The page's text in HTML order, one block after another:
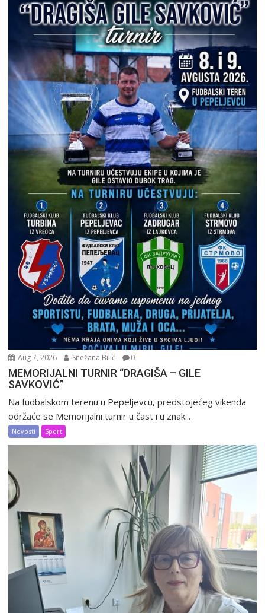
Aug 7, 2026 Snežana Bilić 0
MEMORIJALNI TURNIR “DRAGIŠA – GILE
SAVKOVIĆ”
Na fudbalskom terenu u Pepeljevcu, predstojećeg vikenda
održaće se Memorijalni turnir u čast i u znak...
Novosti Sport